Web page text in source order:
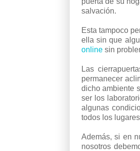
salvación.
Esta tampoco
ella sin que
online sin
Las
permanecer
dicho ambiente
ser los
algunas
todos los
Además, si en
nosotros